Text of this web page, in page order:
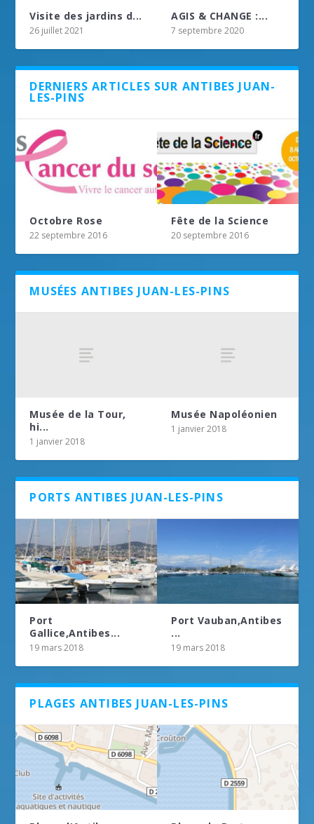
Visite des jardins d...
26 juillet 2021
AGIS & CHANGE :...
7 septembre 2020
DERNIERS ARTICLES SUR ANTIBES JUAN-
LES-PINS
Octobre Rose
22 septembre 2016
Fête de la Science
20 septembre 2016
MUSÉES ANTIBES JUAN-LES-PINS
Musée de la Tour,
hi...
1 janvier 2018
Musée Napoléonien
1 janvier 2018
PORTS ANTIBES JUAN-LES-PINS
Port
Gallice,Antibes...
19 mars 2018
Port Vauban,Antibes
...
19 mars 2018
PLAGES ANTIBES JUAN-LES-PINS